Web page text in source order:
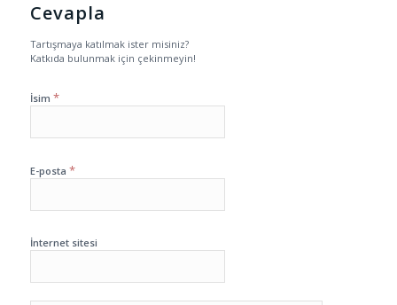
Cevapla
Tartışmaya katılmak ister misiniz?
Katkıda bulunmak için çekinmeyin!
İsim *
E-posta *
İnternet sitesi